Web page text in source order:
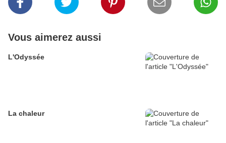
Vous aimerez aussi
L'Odyssée
La chaleur